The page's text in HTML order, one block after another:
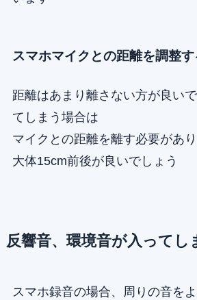
スマホマイクとの距離を調整す
距離はあまり離さない方が良い
てしまう場合は
マイクとの距離を離す必要があ
大体15cm前後が良いでしょう
反響音、環境音が入ってし
スマホ録音の場合、周りの音を